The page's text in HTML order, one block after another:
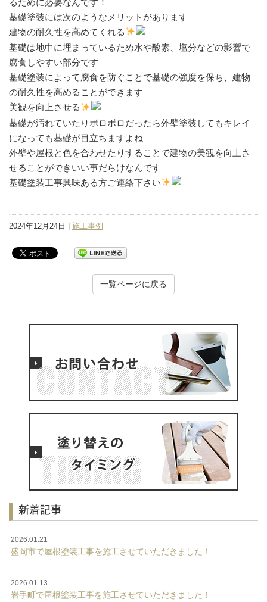
基礎塗装には次のようなメリットがあります
建物の耐久性を高めてくれる
基礎は地中に埋まっているため水や酸素、塩分などの影響で
腐食しやすい部分です
基礎塗装によって腐食を防ぐことで基礎の強度を保ち、建物
の耐久性を高めることができます
美観を向上させる
基礎が汚れていたりボロボロだったら外壁塗装してもキレイ
になっても基礎が目立ちますよね
外壁や屋根と色を合わせたりすることで建物の美観を向上さ
せることができいい事だらけなんです
基礎塗装工事興味ある方ご連絡下さい
2024年12月24日 | 施工事例
一覧ページに戻る
新着記事
2026.01.21
盛岡市で屋根塗装工事を施工させていただきました！
2026.01.13
岩手町で屋根塗装工事を施工させていただきました！